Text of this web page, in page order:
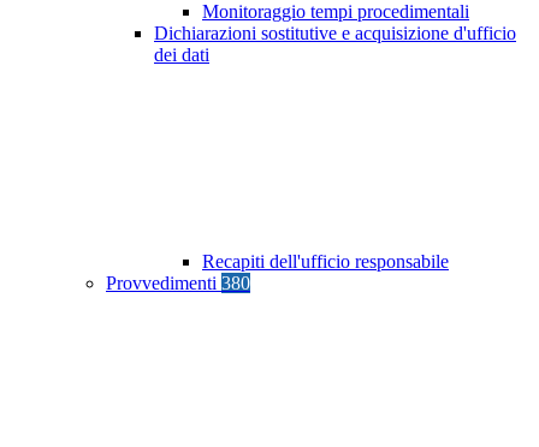
Monitoraggio tempi procedimentali
Dichiarazioni sostitutive e acquisizione d'ufficio
dei dati
Recapiti dell'ufficio responsabile
Provvedimenti 380